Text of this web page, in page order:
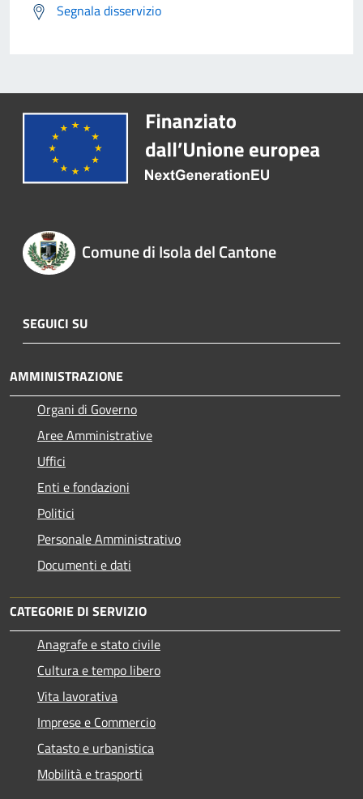
Segnala disservizio
Comune di Isola del Cantone
SEGUICI SU
AMMINISTRAZIONE
Organi di Governo
Aree Amministrative
Uffici
Enti e fondazioni
Politici
Personale Amministrativo
Documenti e dati
CATEGORIE DI SERVIZIO
Anagrafe e stato civile
Cultura e tempo libero
Vita lavorativa
Imprese e Commercio
Catasto e urbanistica
Mobilità e trasporti